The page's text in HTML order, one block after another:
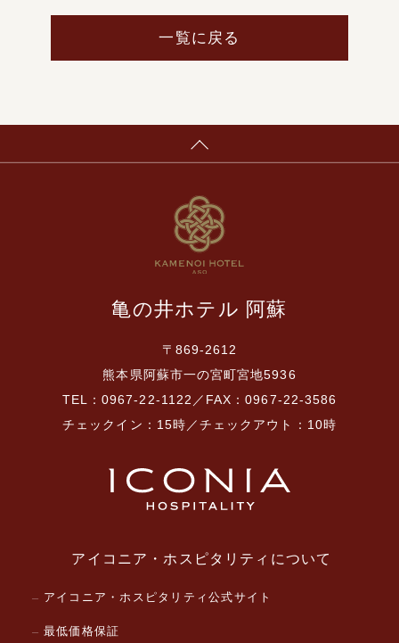
一覧に戻る
亀の井ホテル 阿蘇
〒869-2612
熊本県阿蘇市一の宮町宮地5936
TEL：0967-22-1122／FAX：0967-22-3586
チェックイン：15時／チェックアウト：10時
アイコニア・ホスピタリティについて
アイコニア・ホスピタリティ公式サイト
最低価格保証